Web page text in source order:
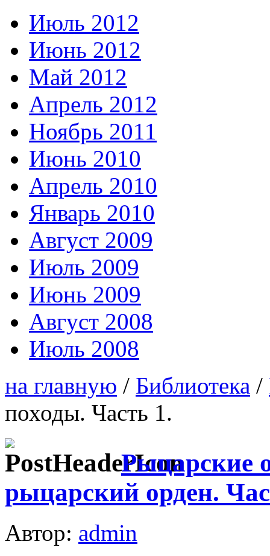
Июль 2012
Июнь 2012
Май 2012
Апрель 2012
Ноябрь 2011
Июнь 2010
Апрель 2010
Январь 2010
Август 2009
Июль 2009
Июнь 2009
Август 2008
Июль 2008
на главную / Библиотека /
походы. Часть 1.
Рыцарские
рыцарский орден.
Автор: admin